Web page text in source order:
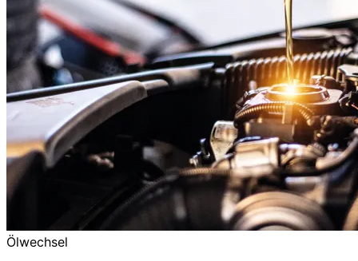
Ölwechsel